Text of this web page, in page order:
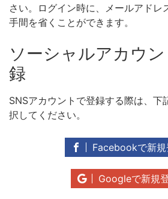
さい。ログイン時に、メールアドレ
手間を省くことができます。
ソーシャルアカウ
録
SNSアカウントで登録する際は、下
択してください。
Facebookで新
Googleで新規